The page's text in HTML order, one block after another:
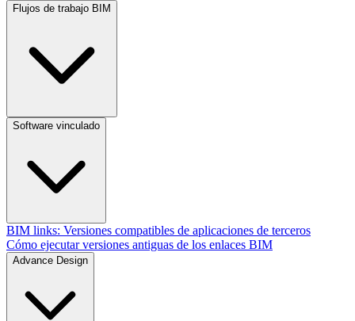
Flujos de trabajo BIM
Software vinculado
BIM links: Versiones compatibles de aplicaciones de terceros
Cómo ejecutar versiones antiguas de los enlaces BIM
Advance Design